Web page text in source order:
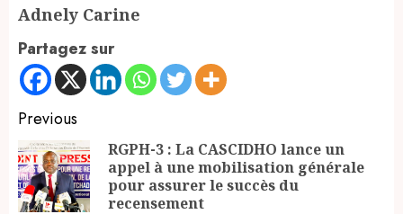
Adnely Carine
Partagez sur
Continue
Reading
Previous
RGPH-3 : La CASCIDHO lance un
appel à une mobilisation générale
pour assurer le succès du
recensement